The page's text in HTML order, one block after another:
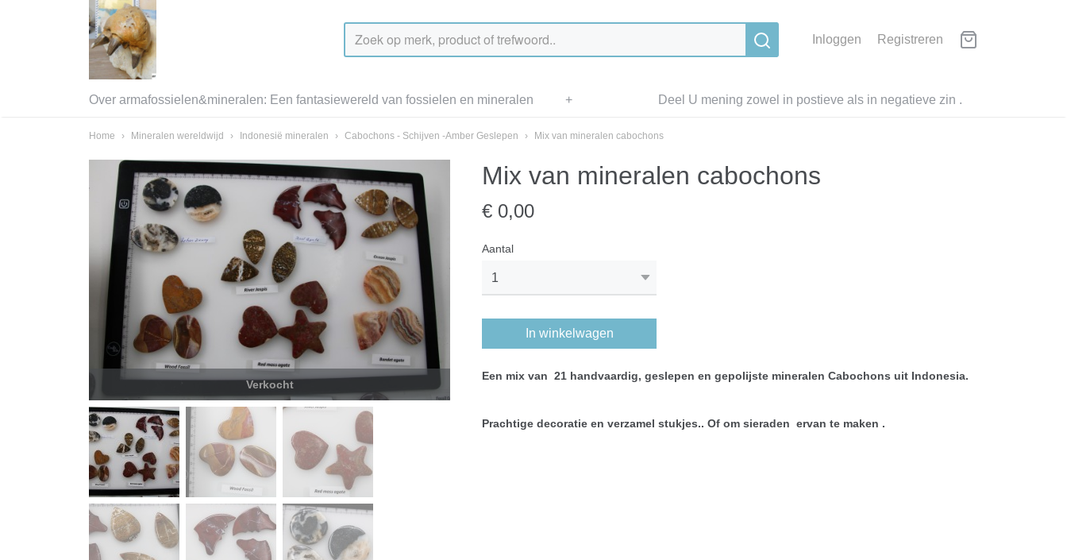
Inloggen Registreren
Deel U mening zowel in postieve als in negatieve zin .
Over armafossielen&mineralen: Een fantasiewereld van fossielen en mineralen +
Home › Mineralen wereldwijd › Indonesië mineralen › Cabochons - Schijven -Amber Geslepen › Mix van mineralen cabochons
Verkocht
Mix van mineralen cabochons
€ 0,00
Aantal
In winkelwagen
Een mix van 21 handvaardig, geslepen en gepolijste mineralen Cabochons uit Indonesia.
Prachtige decoratie en verzamel stukjes.. Of om sieraden ervan te maken .